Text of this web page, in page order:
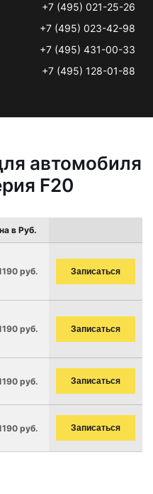
+7 (495) 021-25-26
+7 (495) 023-42-98
+7 (495) 431-00-33
+7 (495) 128-01-88
автомобиля
F20
в Руб.
руб. Записаться
руб. Записаться
руб. Записаться
руб. Записаться